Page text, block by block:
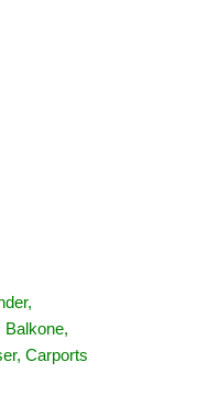
Balkone,
Carports